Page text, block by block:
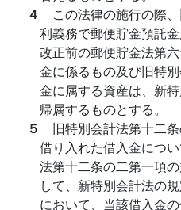
４ この法律の施行の際
利義務で郵便貯金預託
改正前の郵便貯金法第
金に係るもの及び旧特
金に属する資産は、新
帰属するものとする。
５ 旧特別会計法第十二
借り入れた借入金につ
法第十二条の二第一項
して、新特別会計法の
において、当該借入金